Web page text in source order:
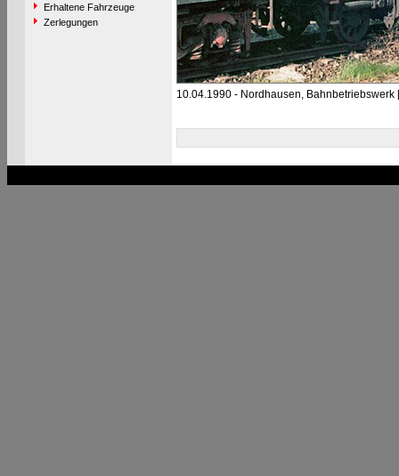
Erhaltene Fahrzeuge
Zerlegungen
10.04.1990 - Nordhausen, Bahnbetriebswerk